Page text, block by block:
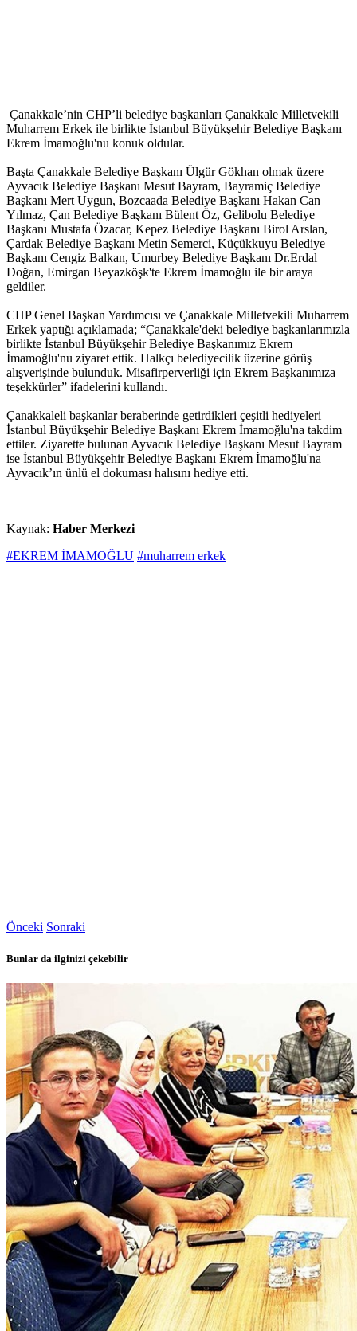
Çanakkale’nin CHP’li belediye başkanları Çanakkale Milletvekili
Muharrem Erkek ile birlikte İstanbul Büyükşehir Belediye Başkanı
Ekrem İmamoğlu'nu konuk oldular.
Başta Çanakkale Belediye Başkanı Ülgür Gökhan olmak üzere
Ayvacık Belediye Başkanı Mesut Bayram, Bayramiç Belediye
Başkanı Mert Uygun, Bozcaada Belediye Başkanı Hakan Can
Yılmaz, Çan Belediye Başkanı Bülent Öz, Gelibolu Belediye
Başkanı Mustafa Özacar, Kepez Belediye Başkanı Birol Arslan,
Çardak Belediye Başkanı Metin Semerci, Küçükkuyu Belediye
Başkanı Cengiz Balkan, Umurbey Belediye Başkanı Dr.Erdal
Doğan, Emirgan Beyazköşk'te Ekrem İmamoğlu ile bir araya
geldiler.
CHP Genel Başkan Yardımcısı ve Çanakkale Milletvekili Muharrem
Erkek yaptığı açıklamada; “Çanakkale'deki belediye başkanlarımızla
birlikte İstanbul Büyükşehir Belediye Başkanımız Ekrem
İmamoğlu'nu ziyaret ettik. Halkçı belediyecilik üzerine görüş
alışverişinde bulunduk. Misafirperverliği için Ekrem Başkanımıza
teşekkürler” ifadelerini kullandı.
Çanakkaleli başkanlar beraberinde getirdikleri çeşitli hediyeleri
İstanbul Büyükşehir Belediye Başkanı Ekrem İmamoğlu'na takdim
ettiler. Ziyarette bulunan Ayvacık Belediye Başkanı Mesut Bayram
ise İstanbul Büyükşehir Belediye Başkanı Ekrem İmamoğlu'na
Ayvacık’ın ünlü el dokuması halısını hediye etti.
Kaynak: Haber Merkezi
#EKREM İMAMOĞLU #muharrem erkek
Önceki Sonraki
Bunlar da ilginizi çekebilir